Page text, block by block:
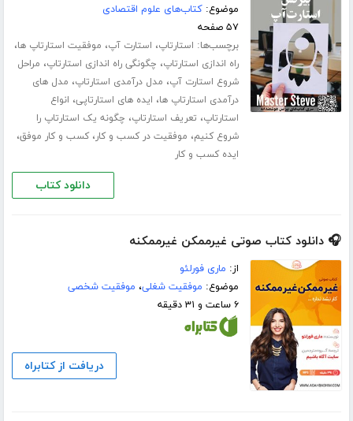
موضوع:کتاب‌های علوم اقتصادی
۵۷ صفحه
برچسب‌ها: استارتاپ، استارت آپ، موفقیت استارتاپ ها،
راه اندازی استارتاپ، چگونگی راه اندازی استارتاپ، مراحل
شروع استارت آپ، مدل درآمدی استارتاپ، مدل های
درآمدی استارتاپ ها، ایده های استارتاپی، انواع
استارتاپ، تعریف استارتاپ، چگونه یک استارتاپ را
شروع کنیم، موفقیت در کسب و کار،کسب و کار موفق،
ایده کسب و کار
دانلود کتاب
🎧 دانلود کتاب صوتی غیرممکن غیرممکنه
از: ماری فورلئو
موضوع: موفقیت شغلی، موفقیت شخصی
۶ ساعت و ۳۱ دقیقه
دریافت از کتابراه